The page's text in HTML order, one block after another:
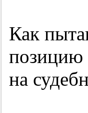
Как
позицию
на